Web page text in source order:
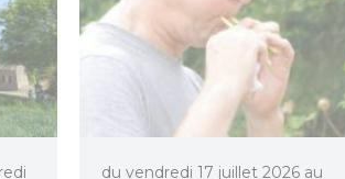
du vendredi 17 juillet 2026 au